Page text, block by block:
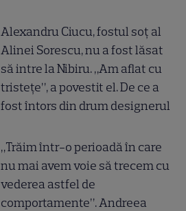
Alexandru Ciucu, fostul soț al
Alinei Sorescu, nu a fost lăsat
să intre la Nibiru. „Am aflat cu
tristețe”, a povestit el. De ce a
fost întors din drum designerul
„Trăim într-o perioadă în care
nu mai avem voie să trecem cu
vederea astfel de
comportamente”. Andreea